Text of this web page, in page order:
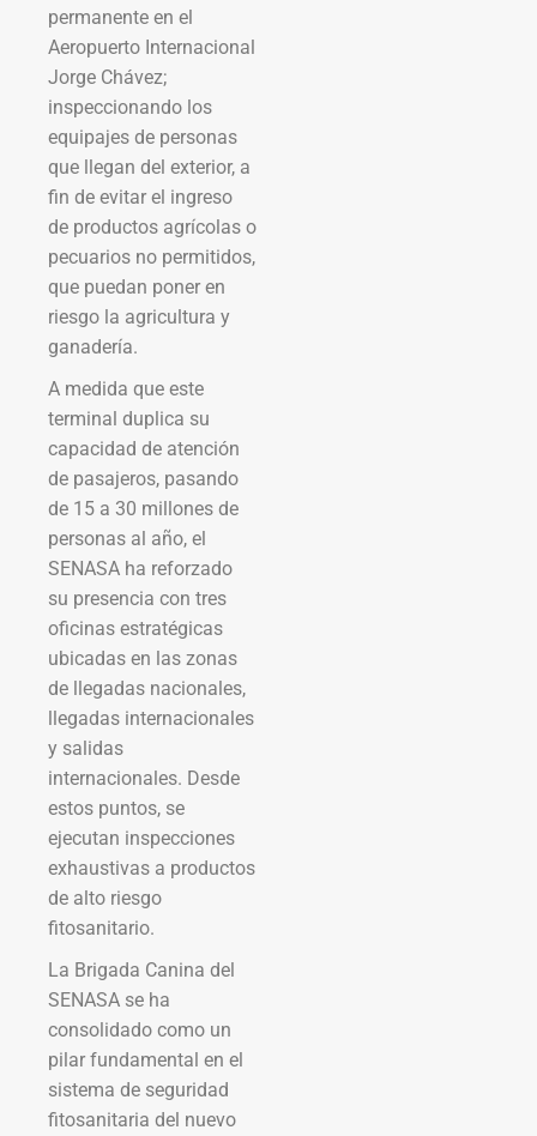
permanente en el
Aeropuerto Internacional
Jorge Chávez;
inspeccionando los
equipajes de personas
que llegan del exterior, a
fin de evitar el ingreso
de productos agrícolas o
pecuarios no permitidos,
que puedan poner en
riesgo la agricultura y
ganadería.
A medida que este
terminal duplica su
capacidad de atención
de pasajeros, pasando
de 15 a 30 millones de
personas al año, el
SENASA ha reforzado
su presencia con tres
oficinas estratégicas
ubicadas en las zonas
de llegadas nacionales,
llegadas internacionales
y salidas
internacionales. Desde
estos puntos, se
ejecutan inspecciones
exhaustivas a productos
de alto riesgo
fitosanitario.
La Brigada Canina del
SENASA se ha
consolidado como un
pilar fundamental en el
sistema de seguridad
fitosanitaria del nuevo